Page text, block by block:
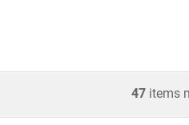
47 items